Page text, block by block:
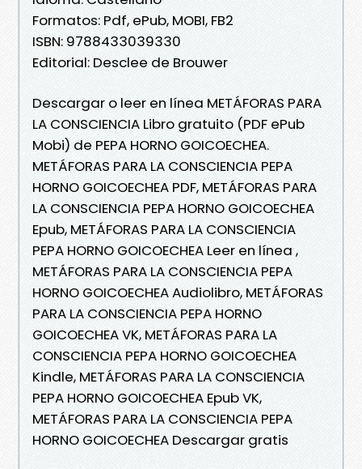
Formatos: Pdf, ePub, MOBI, FB2
ISBN: 9788433039330
Editorial: Desclee de Brouwer
Descargar o leer en línea METÁFORAS PARA
LA CONSCIENCIA Libro gratuito (PDF ePub
Mobi) de PEPA HORNO GOICOECHEA.
METÁFORAS PARA LA CONSCIENCIA PEPA
HORNO GOICOECHEA PDF, METÁFORAS PARA
LA CONSCIENCIA PEPA HORNO GOICOECHEA
Epub, METÁFORAS PARA LA CONSCIENCIA
PEPA HORNO GOICOECHEA Leer en línea ,
METÁFORAS PARA LA CONSCIENCIA PEPA
HORNO GOICOECHEA Audiolibro, METÁFORAS
PARA LA CONSCIENCIA PEPA HORNO
GOICOECHEA VK, METÁFORAS PARA LA
CONSCIENCIA PEPA HORNO GOICOECHEA
Kindle, METÁFORAS PARA LA CONSCIENCIA
PEPA HORNO GOICOECHEA Epub VK,
METÁFORAS PARA LA CONSCIENCIA PEPA
HORNO GOICOECHEA Descargar gratis